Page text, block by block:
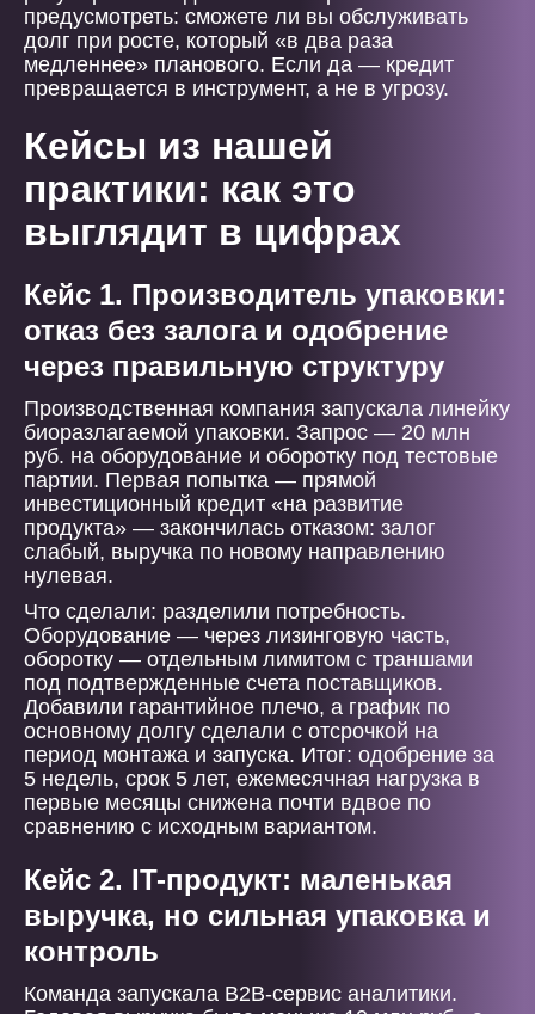
предусмотреть: сможете ли вы обслуживать
долг при росте, который «в два раза
медленнее» планового. Если да — кредит
превращается в инструмент, а не в угрозу.
Кейсы из нашей
практики: как это
выглядит в цифрах
Кейс 1. Производитель упаковки:
отказ без залога и одобрение
через правильную структуру
Производственная компания запускала линейку
биоразлагаемой упаковки. Запрос — 20 млн
руб. на оборудование и оборотку под тестовые
партии. Первая попытка — прямой
инвестиционный кредит «на развитие
продукта» — закончилась отказом: залог
слабый, выручка по новому направлению
нулевая.
Что сделали: разделили потребность.
Оборудование — через лизинговую часть,
оборотку — отдельным лимитом с траншами
под подтвержденные счета поставщиков.
Добавили гарантийное плечо, а график по
основному долгу сделали с отсрочкой на
период монтажа и запуска. Итог: одобрение за
5 недель, срок 5 лет, ежемесячная нагрузка в
первые месяцы снижена почти вдвое по
сравнению с исходным вариантом.
Кейс 2. IT-продукт: маленькая
выручка, но сильная упаковка и
контроль
Команда запускала B2B-сервис аналитики.